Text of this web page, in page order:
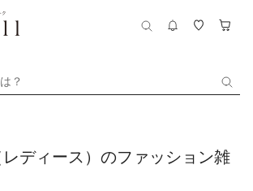
？
ディース）のファッション雑